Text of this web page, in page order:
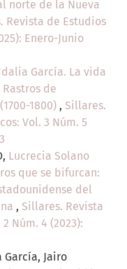
norte de la Nueva
Revista de Estudios
Enero-Junio
García. La vida
de
1800) , Sillares.
Vol. 3 Núm. 5
Lucrecia Solano
que se bifurcan:
del
, Sillares. Revista
Núm. 4 (2023):
García, Jairo